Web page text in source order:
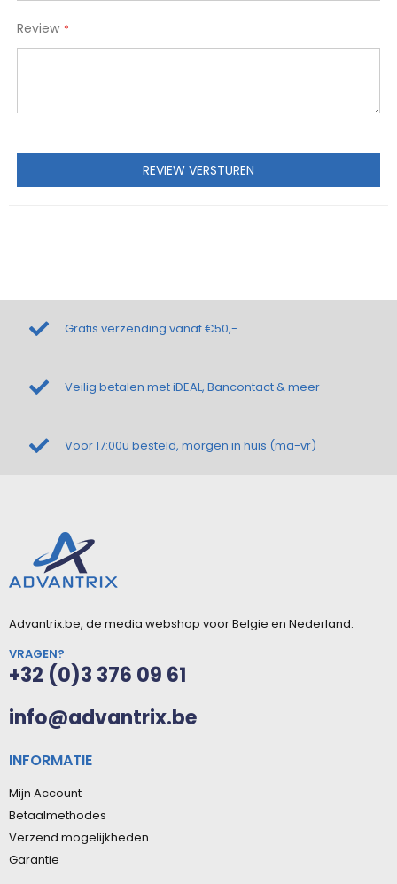
Review
REVIEW VERSTUREN
Gratis verzending vanaf €50,-
Veilig betalen met iDEAL, Bancontact & meer
Voor 17:00u besteld, morgen in huis (ma-vr)
Advantrix.be, de media webshop voor Belgie en Nederland.
VRAGEN?
+32 (0)3 376 09 61
info@advantrix.be
INFORMATIE
Mijn Account
Betaalmethodes
Verzend mogelijkheden
Garantie